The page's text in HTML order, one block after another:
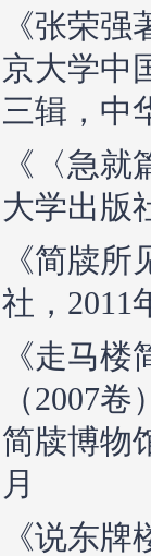
《张荣
京大学中
三辑，中
《〈急
大学出版
《简牍
社，2011
《走马
（2007
简牍博物
月
《说东